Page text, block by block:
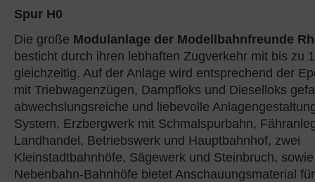
Spur H0
Die große Modulanlage der Modellbahnfreunde
besticht durch ihren lebhaften Zugverkehr mit bis zu
gleichzeitig. Auf der Anlage wird entsprechend der
mit Triebwagenzügen, Dampfloks und Dieselloks
abwechslungsreiche und liebevolle
System, Erzbergwerk mit Schmalspurbahn,
Landhandel, Betriebswerk und Hauptbahnhof, zwei
Kleinstadtbahnhöfe, Sägewerk und Steinbruch,
Nebenbahn-Bahnhöfe bietet Anschauungsmaterial